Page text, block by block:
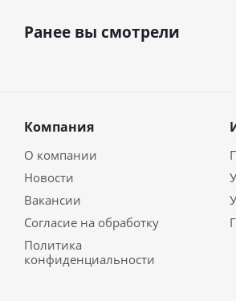
Ранее вы смотрели
Компания
О компании
Новости
Вакансии
Согласие на обработку
Политика
конфиденциальности